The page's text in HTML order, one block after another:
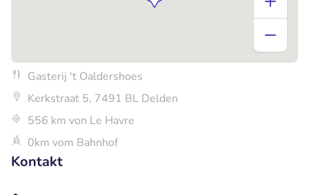
Gasterij 't Oaldershoes
Kerkstraat 5, 7491 BL Delden
556 km von Le Havre
0km vom Bahnhof
Kontakt